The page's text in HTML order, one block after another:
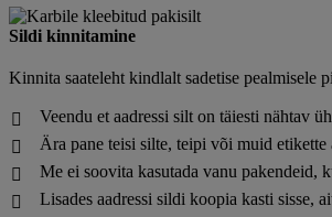
Sildi kinnitamine
Kinnita saateleht kindlalt sadetise pealmisele

Veendu et aadressi silt on täiesti nähtav

Ära pane teisi silte, teipi või muid etikette

Me ei soovita kasutada vanu pakendeid,

Lisades aadressi sildi koopia kasti sisse,